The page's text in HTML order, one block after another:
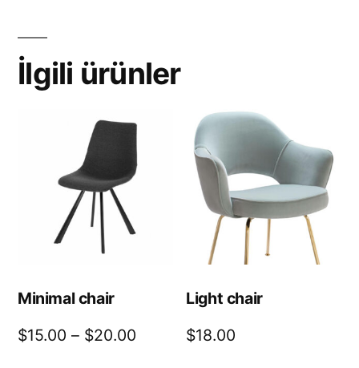
İlgili ürünler
Minimal chair
$15.00 – $20.00
Light chair
$18.00